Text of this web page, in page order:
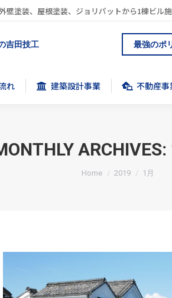
塗装、屋根塗装、ジョリパットから1棟ビル
吉田技工 最強のポ
れ 建築設計事業 不動産事
ARCHIVES:
You are here:
Home 2019 1月
れ 建築設計事業 不動産事